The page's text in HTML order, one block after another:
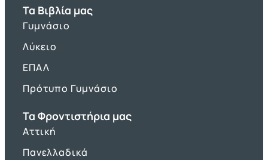
Τα Βιβλία μας
Γυμνάσιο
Λύκειο
ΕΠΑΛ
Πρότυπο Γυμνάσιο
Τα Φροντιστήρια μας
Αττική
Πανελλαδικά